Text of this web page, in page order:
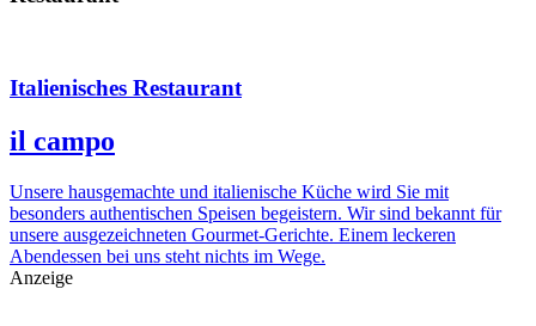
Italienisches Restaurant
il campo
Unsere hausgemachte und italienische Küche wird Sie mit
besonders authentischen Speisen begeistern. Wir sind bekannt für
unsere ausgezeichneten Gourmet-Gerichte. Einem leckeren
Abendessen bei uns steht nichts im Wege.
Anzeige